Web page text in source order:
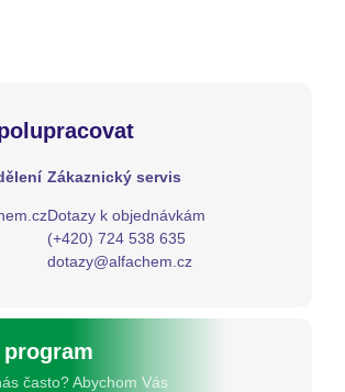
Zákaznický servis
Dotazy k objednávkám
(+420) 724 538 635
dotazy@alfachem.cz
často? Abychom Vás